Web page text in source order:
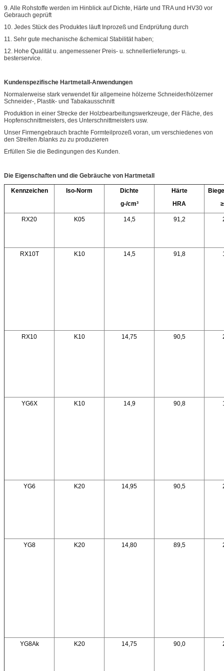
9. Alle Rohstoffe werden im Hinblick auf Dichte, Härte und TRA und HV30 vor
Gebrauch geprüft
10. Jedes Stück des Produktes läuft Inprozeß und Endprüfung durch
11. Sehr gute mechanische &chemical Stabilität haben;
12. Hohe Qualität u. angemessener Preis- u. schnellerlieferungs- u.
besterservice.
Kundenspezifische Hartmetall-Anwendungen
Normalerweise stark verwendet für allgemeine hölzerne Schneider/hölzerner
Schneider-, Plastik- und Tabakausschnitt
Produktion in einer Strecke der Holzbearbeitungswerkzeuge, der Fläche, des
Hopfenschnittmeisters, des Unterschnittmeisters usw.
Unser Firmengebrauch brachte Formteilprozeß voran, um verschiedenes von
den Streifen /blanks zu zu produzieren
Erfüllen Sie die Bedingungen des Kunden.
Die Eigenschaften und die Gebräuche von Hartmetall
Kennzeichen Iso-Norm
Dichte
g-/cm³
Härte
HRA
RX20 K05 14,5 91,2
RX10T K10 14,5 91,8
RX10 K10 14,75 90,5
YG6X K10 14,9 90,8
YG6 K20 14,95 90,5
YG8 K20 14,80 89,5
YG8Ak K20 14,75 90,0